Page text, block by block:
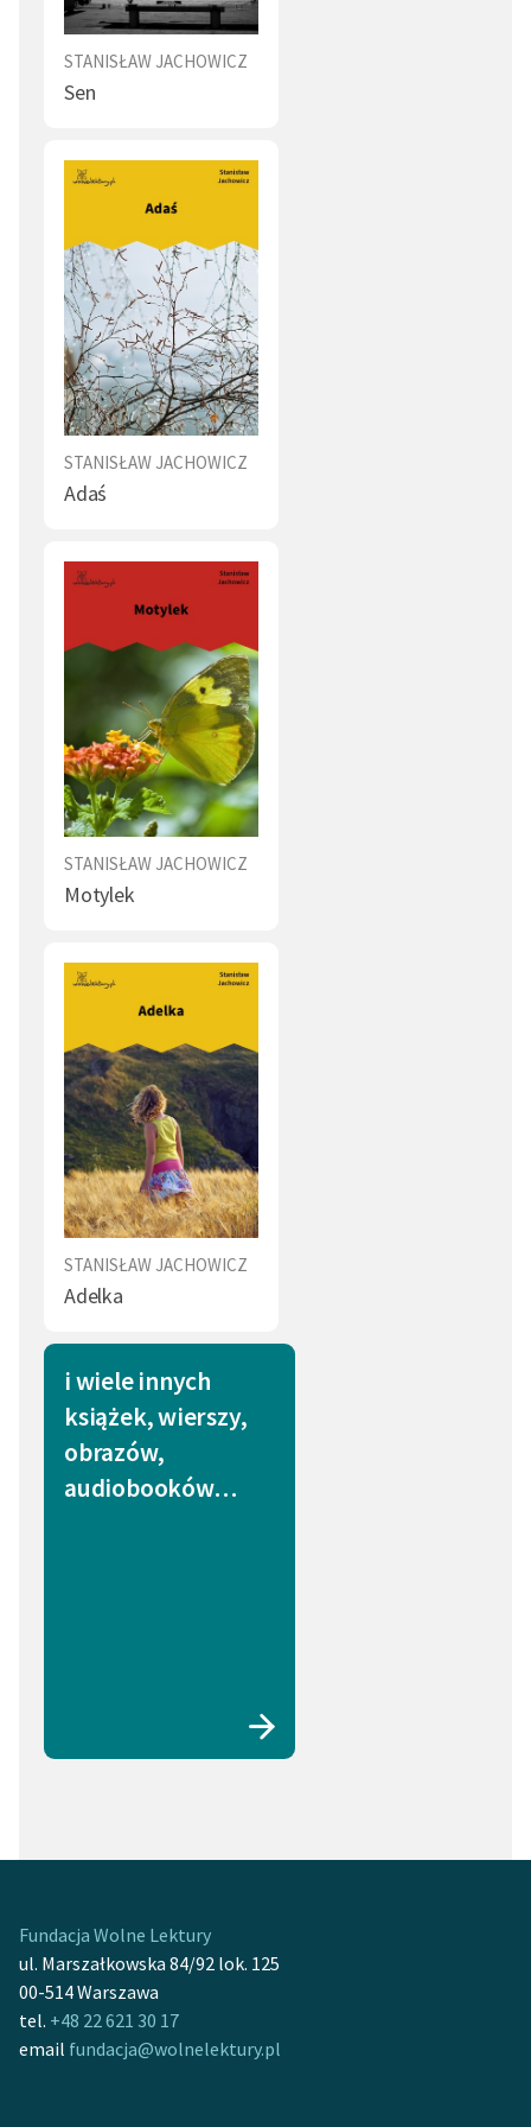
powiastek pt.Bajki i powieści
ukazywały się rozszerzone wydania tego zbioru pod
tym samym tytułem; w 1829 r. zbiór zawierał już 113
powiastek dydaktyczno-moralizatorskich. Publikował
również w periodykach pod własnym nazwiskiem lub
redagował przez rok „Tygodnik dla Dzieci”. W W 1830 r.
przy współudziale Ignacego Chrzanowskiego zaczął
wydawać pierwsze w Europie codzienne pismo dla
dzieci - „Dziennik dla Dzieci”. Publikowane przez niego
gazety i książki miały wychowywać, ale też uczyć
czytania, liczenia i historii.
Zajmował się również opieką społeczną nad dziećmi.
STANISŁAW JACHOWICZ
Sen
STANISŁAW JACHOWICZ
Adaś
STANISŁAW JACHOWICZ
Motylek
STANISŁAW JACHOWICZ
Adelka
i wiele innych
książek, wierszy,
obrazów,
audiobooków…
Fundacja Wolne Lektury
ul. Marszałkowska 84/92 lok. 125
00-514 Warszawa
tel. +48 22 621 30 17
email fundacja@wolnelektury.pl